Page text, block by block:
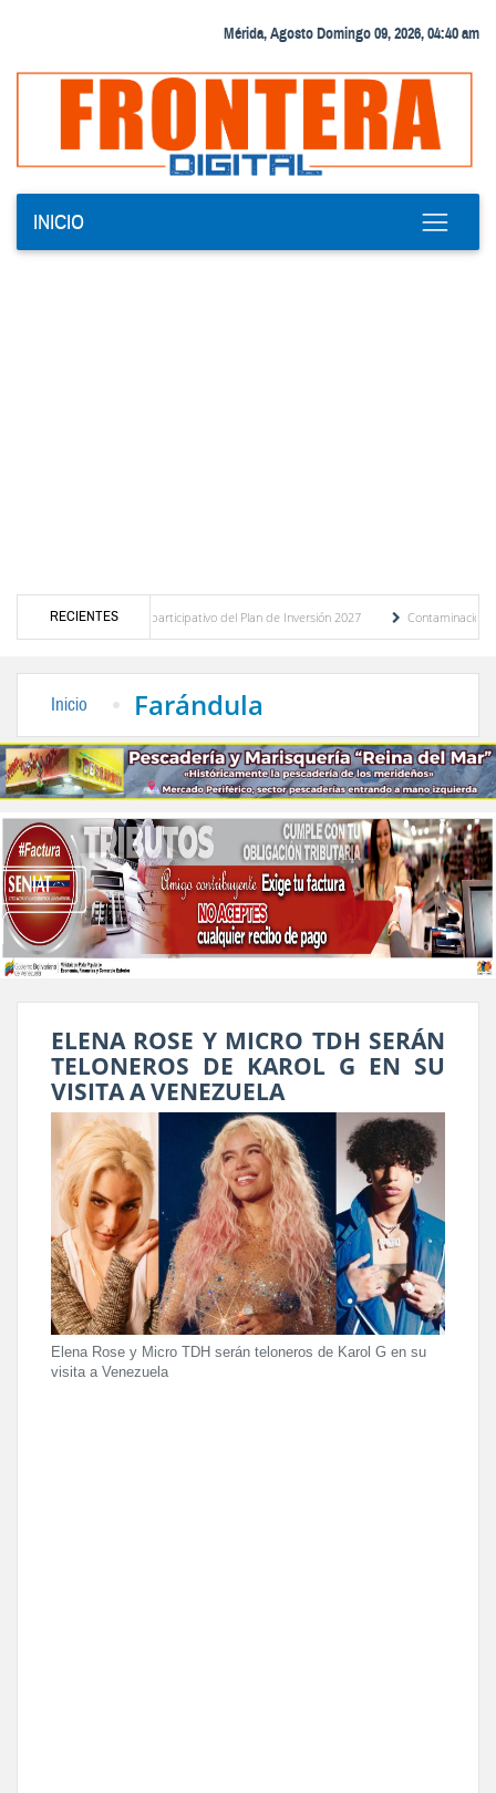
Mérida, Agosto Domingo 09, 2026, 04:40 am
INICIO
RECIENTES
del presupuesto participativo del Plan de Inversión 2027
Contaminación y
Inicio Farándula
ELENA ROSE Y MICRO TDH SERÁN
TELONEROS DE KAROL G EN SU
VISITA A VENEZUELA
Elena Rose y Micro TDH serán teloneros de Karol G en su
visita a Venezuela